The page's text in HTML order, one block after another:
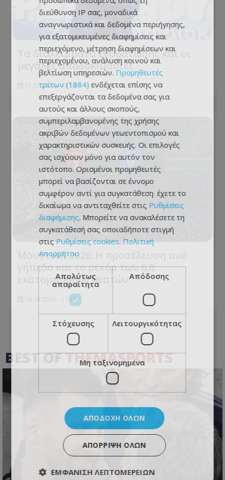
Τα διαλείμματα ενυδάτωσης και οι
μεγάλες αποδοκιμασίες
31.07.2026 - 13:55
Μουντιάλ 2026: Η προσέλευση ανά
γήπεδο και το ρεκόρ των 6,8
εκατομμυρίων θεατών
04.08.2026 - 17:13
BEST OFTHEMASPORTS
διεύθυνση IP σας, μοναδικά
αναγνωριστικά και δεδομένα περιήγησης,
για εξατομικευμένες διαφημίσεις και
περιεχόμενο, μέτρηση διαφημίσεων και
περιεχομένου, ανάλυση κοινού και
βελτίωση υπηρεσιών. Προμηθευτές
τρίτων (1884) ενδέχεται επίσης να
επεξεργάζονται τα δεδομένα σας για
αυτούς και άλλους σκοπούς,
συμπεριλαμβανομένης της χρήσης
ακριβών δεδομένων γεωεντοπισμού και
χαρακτηριστικών συσκευής. Οι επιλογές
σας ισχύουν μόνο για αυτόν τον
ιστότοπο. Ορισμένοι προμηθευτές
μπορεί να βασίζονται σε έννομο
συμφέρον αντί για συγκατάθεση· έχετε το
δικαίωμα να αντιταχθείτε στις Ρυθμίσεις
διαφήμισης. Μπορείτε να ανακαλέσετε τη
συγκατάθεσή σας οποιαδήποτε στιγμή
στις Ρυθμίσεις cookies. Πολιτική
Απορρήτου
Απολύτως
απαραίτητα
Απόδοσης
Στόχευσης Λειτουργικότητας
Μη ταξινομημένα
ΑΠΟΔΟΧΉ ΌΛΩΝ
ΑΠΌΡΡΙΨΗ ΌΛΩΝ
ΕΜΦΆΝΙΣΗ ΛΕΠΤΟΜΕΡΕΙΏΝ